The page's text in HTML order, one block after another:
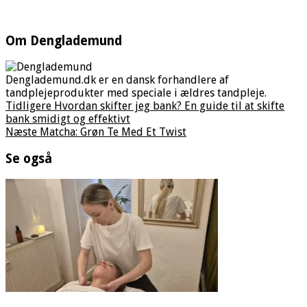
Om Denglademund
Denglademund.dk er en dansk forhandlere af
tandplejeprodukter med speciale i ældres tandpleje.
Tidligere Hvordan skifter jeg bank? En guide til at skifte
bank smidigt og effektivt
Næste Matcha: Grøn Te Med Et Twist
Se også